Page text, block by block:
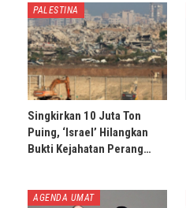
PALESTINA
Singkirkan 10 Juta Ton
Puing, ‘Israel’ Hilangkan
Bukti Kejahatan Perang…
AGENDA UMAT